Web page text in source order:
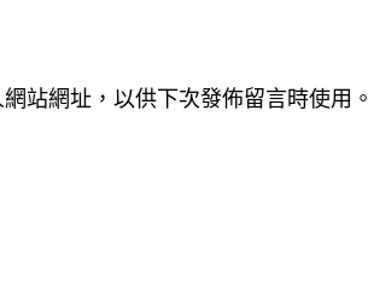
站網址，以供下次發佈留言時使用。